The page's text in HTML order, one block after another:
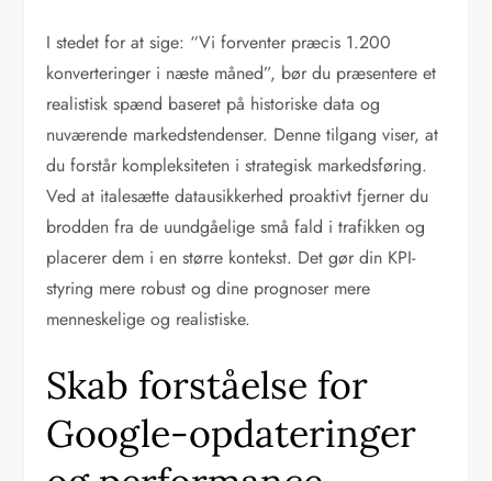
I stedet for at sige: “Vi forventer præcis 1.200
konverteringer i næste måned”, bør du præsentere et
realistisk spænd baseret på historiske data og
nuværende markedstendenser. Denne tilgang viser, at
du forstår kompleksiteten i strategisk markedsføring.
Ved at italesætte datausikkerhed proaktivt fjerner du
brodden fra de uundgåelige små fald i trafikken og
placerer dem i en større kontekst. Det gør din KPI-
styring mere robust og dine prognoser mere
menneskelige og realistiske.
Skab forståelse for
Google-opdateringer